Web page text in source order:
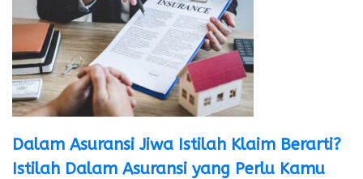
Dalam Asuransi Jiwa Istilah Klaim Berarti?
Istilah Dalam Asuransi yang Perlu Kamu